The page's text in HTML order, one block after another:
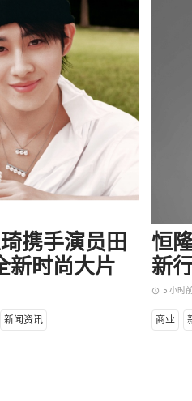
琦携手演员田
新时尚大片
新闻资讯
恒
新
access_time 5 小时
商业